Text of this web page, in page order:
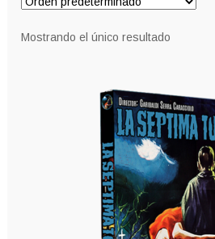
Mostrando el único resultado